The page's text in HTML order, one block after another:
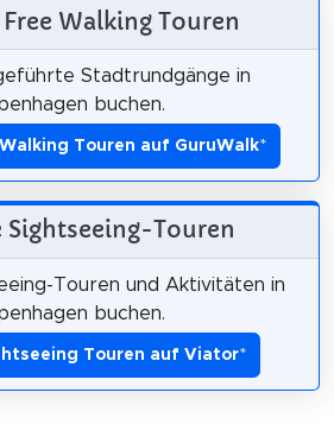
Walking Touren
Stadtrundgänge in
buchen.
Touren auf GuruWalk*
Sightseeing-Touren
Touren und Aktivitäten in
buchen.
Touren auf Viator*